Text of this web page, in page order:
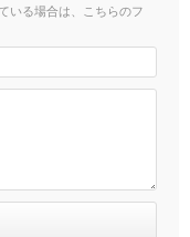
いる場合は、こちらのフ